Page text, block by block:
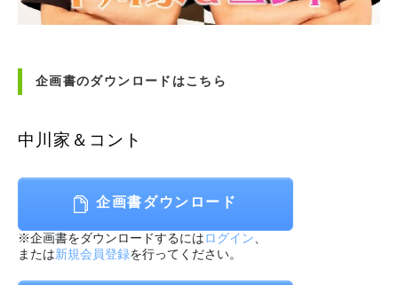
企画書のダウンロードはこちら
中川家＆コント
企画書ダウンロード
※企画書をダウンロードするには ログイン
または新規会員登録を行ってください。